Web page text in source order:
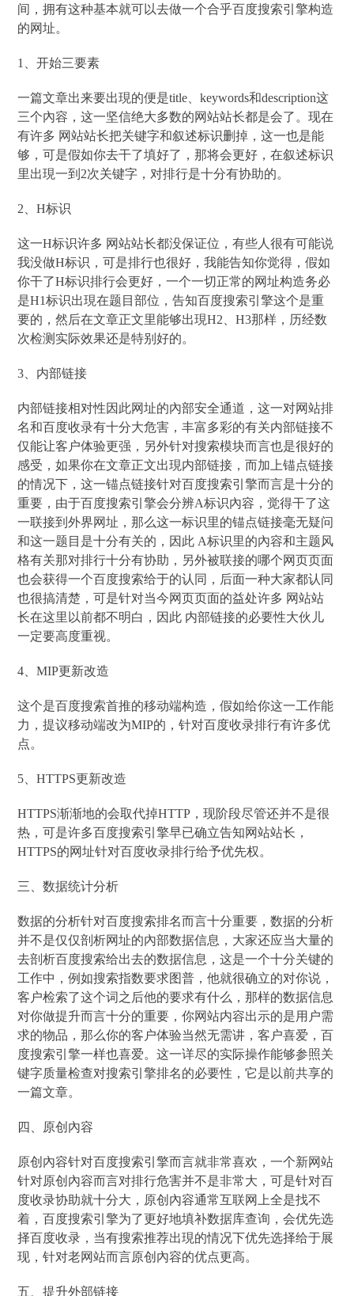
间，拥有这种基本就可以去做一个合乎百度搜索引擎构造
的网址。
1、开始三要素
一篇文章出来要出現的便是title、keywords和description这
三个內容，这一坚信绝大多数的网站站长都是会了。现在
有许多 网站站长把关键字和叙述标识删掉，这一也是能
够，可是假如你去干了填好了，那将会更好，在叙述标识
里出現一到2次关键字，对排行是十分有协助的。
2、H标识
这一H标识许多 网站站长都没保证位，有些人很有可能说
我没做H标识，可是排行也很好，我能告知你觉得，假如
你干了H标识排行会更好，一个一切正常的网址构造务必
是H1标识出現在题目部位，告知百度搜索引擎这个是重
要的，然后在文章正文里能够出現H2、H3那样，历经数
次检测实际效果还是特别好的。
3、内部链接
内部链接相对性因此网址的內部安全通道，这一对网站排
名和百度收录有十分大危害，丰富多彩的有关内部链接不
仅能让客户体验更强，另外针对搜索模块而言也是很好的
感受，如果你在文章正文出現内部链接，而加上锚点链接
的情况下，这一锚点链接针对百度搜索引擎而言是十分的
重要，由于百度搜索引擎会分辨A标识內容，觉得干了这
一联接到外界网址，那么这一标识里的锚点链接毫无疑问
和这一题目是十分有关的，因此 A标识里的內容和主题风
格有关那对排行十分有协助，另外被联接的哪个网页页面
也会获得一个百度搜索给于的认同，后面一种大家都认同
也很搞清楚，可是针对当今网页页面的益处许多 网站站
长在这里以前都不明白，因此 内部链接的必要性大伙儿
一定要高度重视。
4、MIP更新改造
这个是百度搜索首推的移动端构造，假如给你这一工作能
力，提议移动端改为MIP的，针对百度收录排行有许多优
点。
5、HTTPS更新改造
HTTPS渐渐地的会取代掉HTTP，现阶段尽管还并不是很
热，可是许多百度搜索引擎早已确立告知网站站长，
HTTPS的网址针对百度收录排行给予优先权。
三、数据统计分析
数据的分析针对百度搜索排名而言十分重要，数据的分析
并不是仅仅剖析网址的內部数据信息，大家还应当大量的
去剖析百度搜索给出去的数据信息，这是一个十分关键的
工作中，例如搜索指数要求图普，他就很确立的对你说，
客户检索了这个词之后他的要求有什么，那样的数据信息
对你做提升而言十分的重要，你网站内容出示的是用户需
求的物品，那么你的客户体验当然无需讲，客户喜爱，百
度搜索引擎一样也喜爱。这一详尽的实际操作能够参照关
键字质量检查对搜索引擎排名的必要性，它是以前共享的
一篇文章。
四、原创內容
原创內容针对百度搜索引擎而言就非常喜欢，一个新网站
针对原创內容而言对排行危害并不是非常大，可是针对百
度收录协助就十分大，原创內容通常互联网上全是找不
着，百度搜索引擎为了更好地填补数据库查询，会优先选
择百度收录，当有搜索推荐出現的情况下优先选择给于展
现，针对老网站而言原创內容的优点更高。
五、提升外部链接